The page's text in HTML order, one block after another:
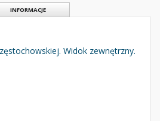
INFORMACJE
Widok zewnętrzny.